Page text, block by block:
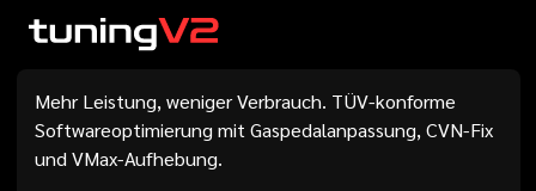
Mehr Leistung, weniger Verbrauch. TÜV-konforme
Softwareoptimierung mit Gaspedalanpassung, CVN-Fix
und VMax-Aufhebung.